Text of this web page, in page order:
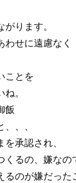
ります。
せに遠慮なく
ことを
。
飯
、、
承認され、
るの、嫌なの
るのが嫌だった